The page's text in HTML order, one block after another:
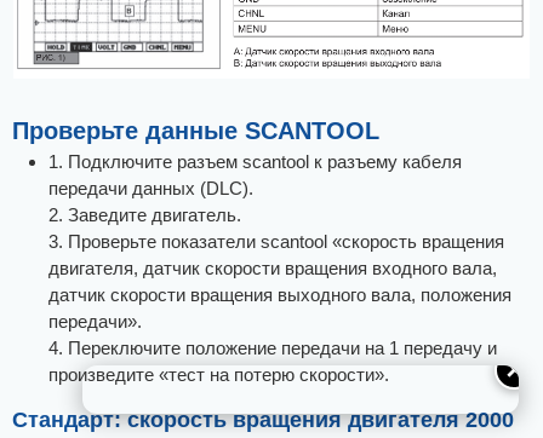
✕
Проверьте данные SCANTOOL
1. Подключите разъем scantool к разъему кабеля
передачи данных (DLC).
2. Заведите двигатель.
3. Проверьте показатели scantool «скорость вращения
двигателя, датчик скорости вращения входного вала,
датчик скорости вращения выходного вала, положения
передачи».
4. Переключите положение передачи на 1 передачу и
произведите «тест на потерю скорости».
Стандарт: скорость вращения двигателя 2000